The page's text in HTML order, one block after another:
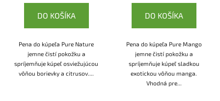
DO KOŠÍKA
Pena do kúpeľa Pure Nature
jemne čistí pokožku a
spríjemňuje kúpeľ osviežujúcou
vôňou borievky a citrusov....
DO KOŠÍKA
Pena do kúpeľa Pure Mango
jemne čistí pokožku a
spríjemňuje kúpeľ sladkou
exotickou vôňou manga.
Vhodná pre...